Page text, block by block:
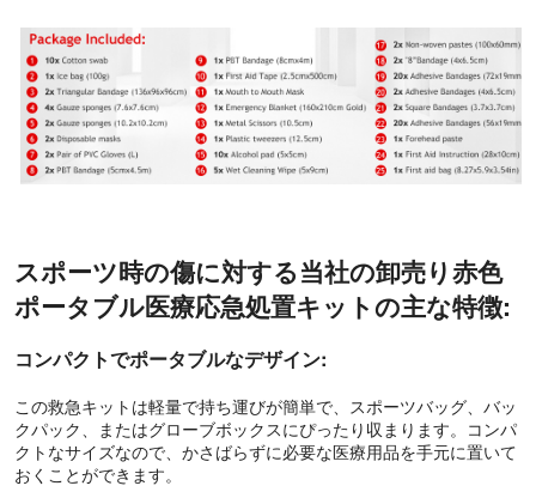
スポーツ時の傷に対する当社の卸売り赤色
ポータブル医療応急処置キットの主な特徴:
コンパクトでポータブルなデザイン:
この救急キットは軽量で持ち運びが簡単で、スポーツバッグ、バッ
クパック、またはグローブボックスにぴったり収まります。コンパ
クトなサイズなので、かさばらずに必要な医療用品を手元に置いて
おくことができます。